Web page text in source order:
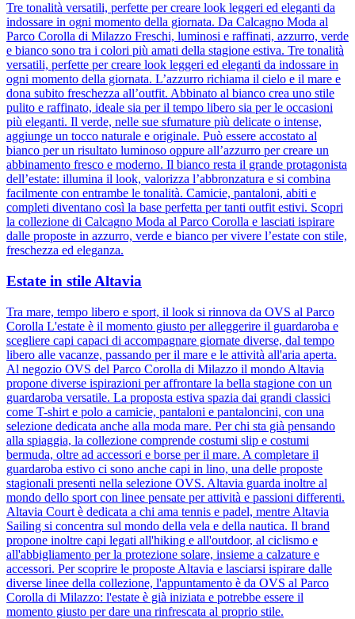
Tre tonalità versatili, perfette per creare look leggeri ed eleganti da
indossare in ogni momento della giornata. Da Calcagno Moda al
Parco Corolla di Milazzo Freschi, luminosi e raffinati, azzurro, verde
e bianco sono tra i colori più amati della stagione estiva. Tre tonalità
versatili, perfette per creare look leggeri ed eleganti da indossare in
ogni momento della giornata. L’azzurro richiama il cielo e il mare e
dona subito freschezza all’outfit. Abbinato al bianco crea uno stile
pulito e raffinato, ideale sia per il tempo libero sia per le occasioni
più eleganti. Il verde, nelle sue sfumature più delicate o intense,
aggiunge un tocco naturale e originale. Può essere accostato al
bianco per un risultato luminoso oppure all’azzurro per creare un
abbinamento fresco e moderno. Il bianco resta il grande protagonista
dell’estate: illumina il look, valorizza l’abbronzatura e si combina
facilmente con entrambe le tonalità. Camicie, pantaloni, abiti e
completi diventano così la base perfetta per tanti outfit estivi. Scopri
la collezione di Calcagno Moda al Parco Corolla e lasciati ispirare
dalle proposte in azzurro, verde e bianco per vivere l’estate con stile,
freschezza ed eleganza.
Estate in stile Altavia
Tra mare, tempo libero e sport, il look si rinnova da OVS al Parco
Corolla L'estate è il momento giusto per alleggerire il guardaroba e
scegliere capi capaci di accompagnare giornate diverse, dal tempo
libero alle vacanze, passando per il mare e le attività all'aria aperta.
Al negozio OVS del Parco Corolla di Milazzo il mondo Altavia
propone diverse ispirazioni per affrontare la bella stagione con un
guardaroba versatile. La proposta estiva spazia dai grandi classici
come T-shirt e polo a camicie, pantaloni e pantaloncini, con una
selezione dedicata anche alla moda mare. Per chi sta già pensando
alla spiaggia, la collezione comprende costumi slip e costumi
bermuda, oltre ad accessori e borse per il mare. A completare il
guardaroba estivo ci sono anche capi in lino, una delle proposte
stagionali presenti nella selezione OVS. Altavia guarda inoltre al
mondo dello sport con linee pensate per attività e passioni differenti.
Altavia Court è dedicata a chi ama tennis e padel, mentre Altavia
Sailing si concentra sul mondo della vela e della nautica. Il brand
propone inoltre capi legati all'hiking e all'outdoor, al ciclismo e
all'abbigliamento per la protezione solare, insieme a calzature e
accessori. Per scoprire le proposte Altavia e lasciarsi ispirare dalle
diverse linee della collezione, l'appuntamento è da OVS al Parco
Corolla di Milazzo: l'estate è già iniziata e potrebbe essere il
momento giusto per dare una rinfrescata al proprio stile.